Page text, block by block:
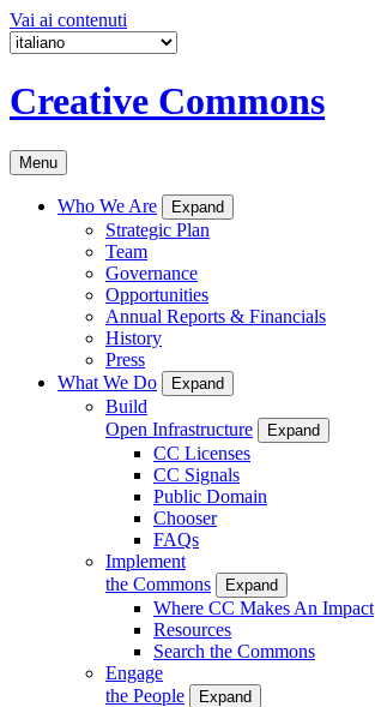
Vai ai contenuti
Creative Commons
Menu
Who We Are Expand
Strategic Plan
Team
Governance
Opportunities
Annual Reports & Financials
History
Press
What We Do
Expand
Build
Open Infrastructure
Expand
CC Licenses
CC Signals
Public Domain
Chooser
FAQs
Implement
the Commons
Expand
Where CC Makes An Impact
Resources
Search the Commons
Engage
the People
Expand